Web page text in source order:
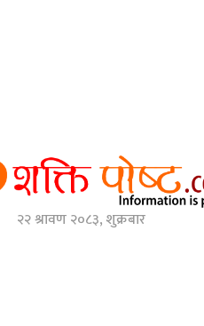
२२ श्रावण २०८३, शुक्रबार